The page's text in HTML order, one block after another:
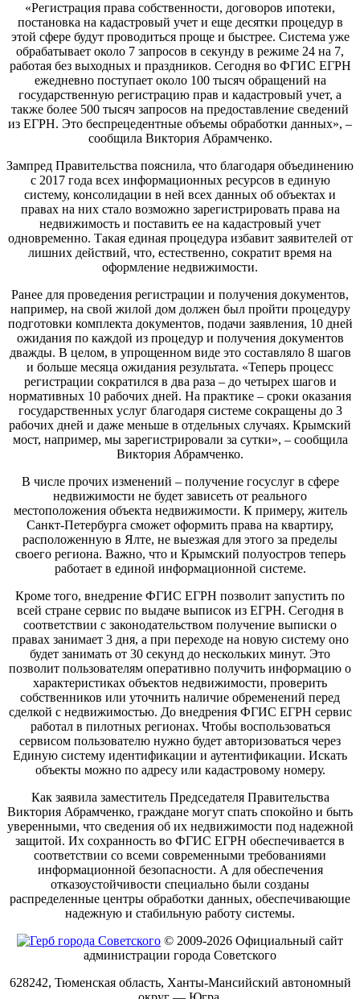
«Регистрация права собственности, договоров ипотеки,
постановка на кадастровый учет и еще десятки процедур в
этой сфере будут проводиться проще и быстрее. Система уже
обрабатывает около 7 запросов в секунду в режиме 24 на 7,
работая без выходных и праздников. Сегодня во ФГИС ЕГРН
ежедневно поступает около 100 тысяч обращений на
государственную регистрацию прав и кадастровый учет, а
также более 500 тысяч запросов на предоставление сведений
из ЕГРН. Это беспрецедентные объемы обработки данных», –
сообщила Виктория Абрамченко.
Зампред Правительства пояснила, что благодаря объединению
с 2017 года всех информационных ресурсов в единую
систему, консолидации в ней всех данных об объектах и
правах на них стало возможно зарегистрировать права на
недвижимость и поставить ее на кадастровый учет
одновременно. Такая единая процедура избавит заявителей от
лишних действий, что, естественно, сократит время на
оформление недвижимости.
Ранее для проведения регистрации и получения документов,
например, на свой жилой дом должен был пройти процедуру
подготовки комплекта документов, подачи заявления, 10 дней
ожидания по каждой из процедур и получения документов
дважды. В целом, в упрощенном виде это составляло 8 шагов
и больше месяца ожидания результата. «Теперь процесс
регистрации сократился в два раза – до четырех шагов и
нормативных 10 рабочих дней. На практике – сроки оказания
государственных услуг благодаря системе сокращены до 3
рабочих дней и даже меньше в отдельных случаях. Крымский
мост, например, мы зарегистрировали за сутки», – сообщила
Виктория Абрамченко.
В числе прочих изменений – получение госуслуг в сфере
недвижимости не будет зависеть от реального
местоположения объекта недвижимости. К примеру, житель
Санкт-Петербурга сможет оформить права на квартиру,
расположенную в Ялте, не выезжая для этого за пределы
своего региона. Важно, что и Крымский полуостров теперь
работает в единой информационной системе.
Кроме того, внедрение ФГИС ЕГРН позволит запустить по
всей стране сервис по выдаче выписок из ЕГРН. Сегодня в
соответствии с законодательством получение выписки о
правах занимает 3 дня, а при переходе на новую систему оно
будет занимать от 30 секунд до нескольких минут. Это
позволит пользователям оперативно получить информацию о
характеристиках объектов недвижимости, проверить
собственников или уточнить наличие обременений перед
сделкой с недвижимостью. До внедрения ФГИС ЕГРН сервис
работал в пилотных регионах. Чтобы воспользоваться
сервисом пользователю нужно будет авторизоваться через
Единую систему идентификации и аутентификации. Искать
объекты можно по адресу или кадастровому номеру.
Как заявила заместитель Председателя Правительства
Виктория Абрамченко, граждане могут спать спокойно и быть
уверенными, что сведения об их недвижимости под надежной
защитой. Их сохранность во ФГИС ЕГРН обеспечивается в
соответствии со всеми современными требованиями
информационной безопасности. А для обеспечения
отказоустойчивости специально были созданы
распределенные центры обработки данных, обеспечивающие
надежную и стабильную работу системы.
© 2009-2026 Официальный сайт
администрации города Советского
628242, Тюменская область, Ханты-Мансийский автономный